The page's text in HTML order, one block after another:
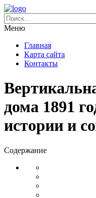
Меню
Главная
Карта сайта
Контакты
дома 1891
истории и
Содержание